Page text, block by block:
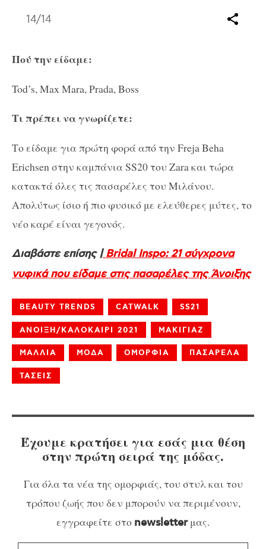
14/14
Πού την είδαμε:
Tod’s, Max Mara, Prada, Boss
Τι πρέπει να γνωρίζετε:
Το είδαμε για πρώτη φορά από την Freja Beha
Erichsen στην καμπάνια SS20 του Zara και τώρα
κατακτά όλες τις πασαρέλες του Μιλάνου.
Απολύτως ίσιο ή πιο φυσικό με ελεύθερες μύτες, το
νέο καρέ είναι γεγονός.
Διαβάστε επίσης |Bridal Inspo: 21 σύγχρονα
νυφικά που είδαμε στις πασαρέλες της Άνοιξης
BEAUTY TRENDS CATWALK SS21
ΑΝΟΙΞΗ/ΚΑΛΟΚΑΙΡΙ 2021 ΜΑΚΙΓΙΑΖ
ΜΑΛΛΙΑ ΜΟΔΑ ΟΜΟΡΦΙΑ ΠΑΣΑΡΕΛΑ
ΤΑΣΕΙΣ
Έχουμε κρατήσει για εσάς μια θέση
στην πρώτη σειρά της μόδας.
Για όλα τα νέα της ομορφιάς, του στυλ και του
τρόπου ζωής που δεν μπορούν να περιμένουν,
εγγραφείτε στο newsletterμας.